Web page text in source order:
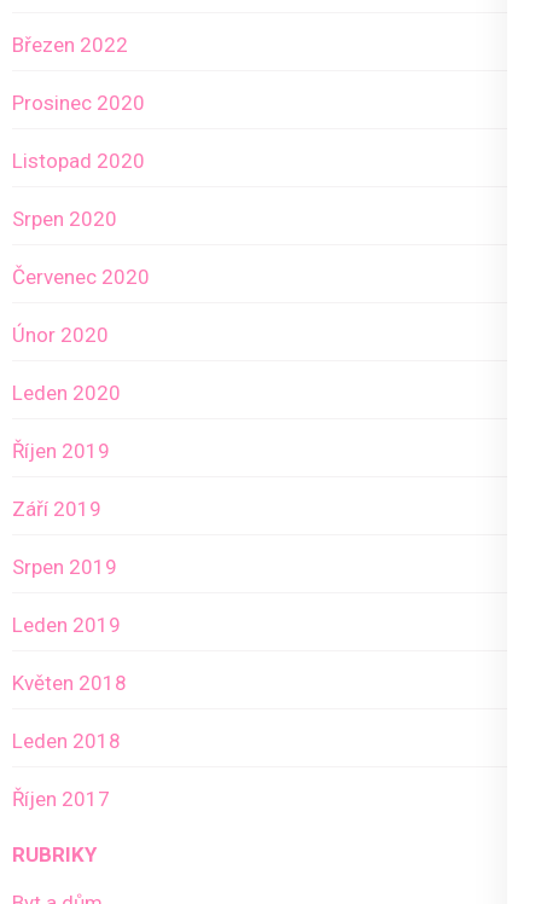
Březen 2022
Prosinec 2020
Listopad 2020
Srpen 2020
Červenec 2020
Únor 2020
Leden 2020
Říjen 2019
Září 2019
Srpen 2019
Leden 2019
Květen 2018
Leden 2018
Říjen 2017
RUBRIKY